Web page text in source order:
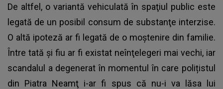
De altfel, o variantă vehiculată în spaţiul public este
legată de un posibil consum de substanţe interzise.
O altă ipoteză ar fi legată de o moştenire din familie.
Între tată şi fiu ar fi existat neînţelegeri mai vechi, iar
scandalul a degenerat în momentul în care polițistul
din Piatra Neamţ i-ar fi spus că nu-i va lăsa lui